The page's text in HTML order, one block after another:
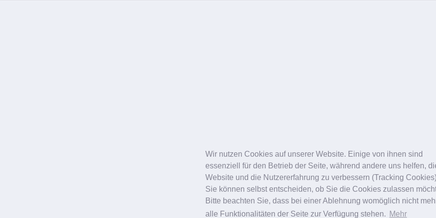
Wir nutzen Cookies auf unserer Website. Einige von ihnen sind
essenziell für den Betrieb der Seite, während andere uns helfen,
Website und die Nutzererfahrung zu verbessern (Tracking
Sie können selbst entscheiden, ob Sie die Cookies zulassen
Bitte beachten Sie, dass bei einer Ablehnung womöglich nicht
alle Funktionalitäten der Seite zur Verfügung stehen. Mehr